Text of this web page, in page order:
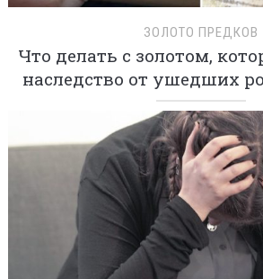
ЗОЛОТО ПРЕДКОВ
Что делать с золотом,
наследство от ушедших